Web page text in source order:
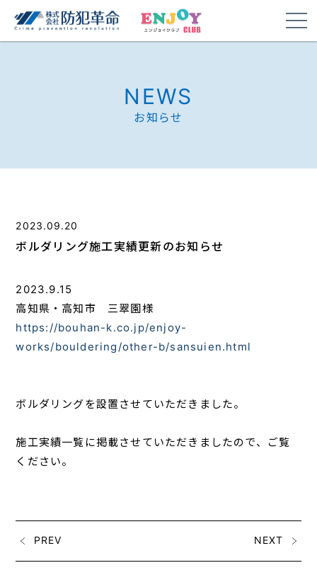
NEWS
お知らせ
2023.09.20
ボルダリング施工実績更新のお知らせ
2023.9.15
高知県・高知市 三翠園様
https://bouhan-k.co.jp/enjoy-
works/bouldering/other-b/sansuien.html
ボルダリングを設置させていただきました。
施工実績一覧に掲載させていただきましたので、ご覧
ください。
PREV NEXT